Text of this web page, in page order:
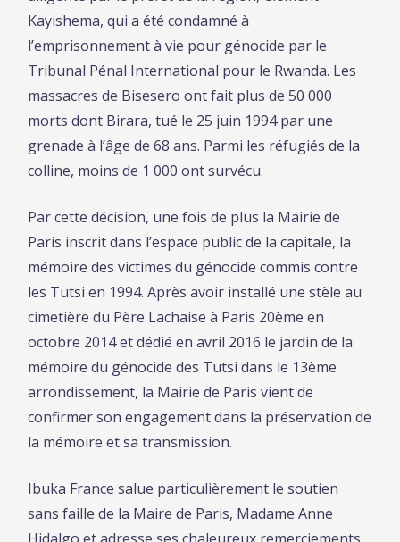
Kayishema, qui a été condamné à
l’emprisonnement à vie pour génocide par le
Tribunal Pénal International pour le Rwanda. Les
massacres de Bisesero ont fait plus de 50 000
morts dont Birara, tué le 25 juin 1994 par une
grenade à l’âge de 68 ans. Parmi les réfugiés de la
colline, moins de 1 000 ont survécu.
Par cette décision, une fois de plus la Mairie de
Paris inscrit dans l’espace public de la capitale, la
mémoire des victimes du génocide commis contre
les Tutsi en 1994. Après avoir installé une stèle au
cimetière du Père Lachaise à Paris 20ème en
octobre 2014 et dédié en avril 2016 le jardin de la
mémoire du génocide des Tutsi dans le 13ème
arrondissement, la Mairie de Paris vient de
confirmer son engagement dans la préservation de
la mémoire et sa transmission.
Ibuka France salue particulièrement le soutien
sans faille de la Maire de Paris, Madame Anne